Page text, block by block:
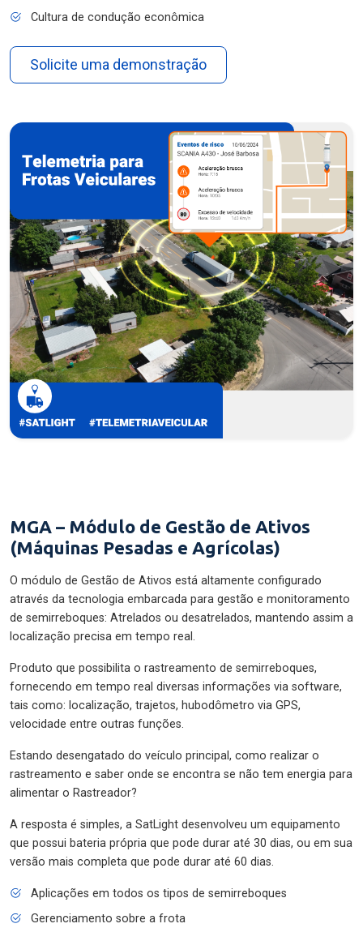
Cultura de condução econômica
Solicite uma demonstração
MGA – Módulo de Gestão de Ativos
(Máquinas Pesadas e Agrícolas)
O módulo de Gestão de Ativos está altamente configurado
através da tecnologia embarcada para gestão e monitoramento
de semirreboques: Atrelados ou desatrelados, mantendo assim a
localização precisa em tempo real.
Produto que possibilita o rastreamento de semirreboques,
fornecendo em tempo real diversas informações via software,
tais como: localização, trajetos, hubodômetro via GPS,
velocidade entre outras funções.
Estando desengatado do veículo principal, como realizar o
rastreamento e saber onde se encontra se não tem energia para
alimentar o Rastreador?
A resposta é simples, a SatLight desenvolveu um equipamento
que possui bateria própria que pode durar até 30 dias, ou em sua
versão mais completa que pode durar até 60 dias.
Aplicações em todos os tipos de semirreboques
Gerenciamento sobre a frota